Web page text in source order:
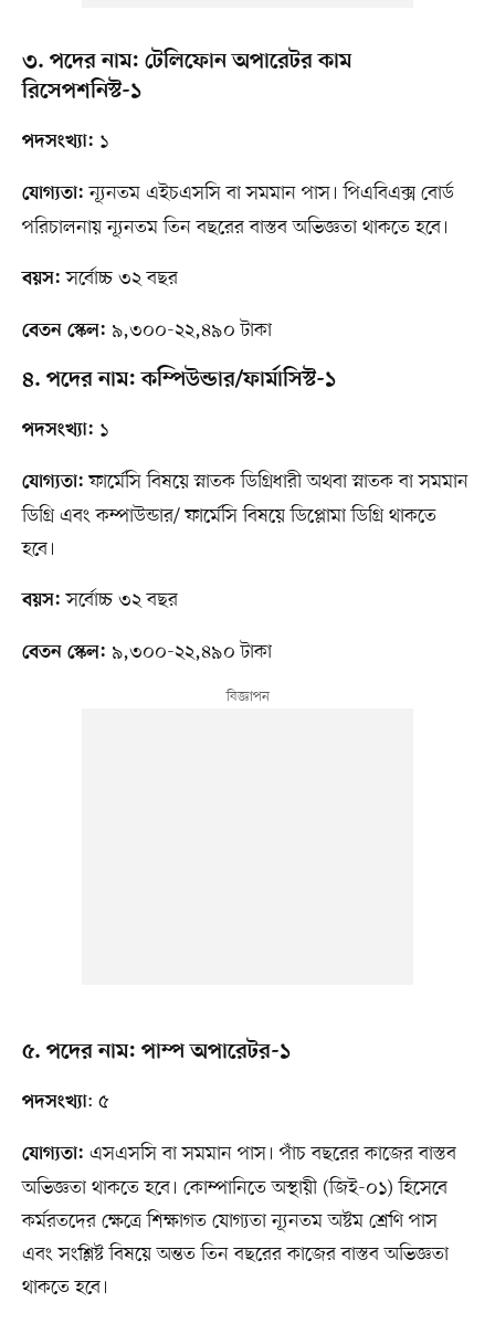
৩. পদের নাম: টেলিফোন অপারেটর কাম
রিসেপশনিস্ট-১
পদসংখ্যা: ১
যোগ্যতা: ন্যূনতম এইচএসসি বা সমমান পাস। পিএবিএক্স বোর্ড
পরিচালনায় ন্যূনতম তিন বছরের বাস্তব অভিজ্ঞতা থাকতে হবে।
বয়স: সর্বোচ্চ ৩২ বছর
বেতন স্কেল: ৯,৩০০-২২,৪৯০ টাকা
৪. পদের নাম: কম্পিউন্ডার/ফার্মাসিস্ট-১
পদসংখ্যা: ১
যোগ্যতা: ফার্মেসি বিষয়ে স্নাতক ডিগ্রিধারী অথবা স্নাতক বা সমমান
ডিগ্রি এবং কম্পাউন্ডার/ ফার্মেসি বিষয়ে ডিপ্লোমা ডিগ্রি থাকতে
হবে।
বয়স: সর্বোচ্চ ৩২ বছর
বেতন স্কেল: ৯,৩০০-২২,৪৯০ টাকা
৫. পদের নাম: পাম্প অপারেটর-১
পদসংখ্যা: ৫
যোগ্যতা: এসএসসি বা সমমান পাস। পাঁচ বছরের কাজের বাস্তব
অভিজ্ঞতা থাকতে হবে। কোম্পানিতে অস্থায়ী (জিই-০১) হিসেবে
কর্মরতদের ক্ষেত্রে শিক্ষাগত যোগ্যতা ন্যূনতম অষ্টম শ্রেণি পাস
এবং সংশ্লিষ্ট বিষয়ে অন্তত তিন বছরের কাজের বাস্তব অভিজ্ঞতা
থাকতে হবে।